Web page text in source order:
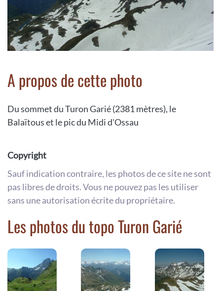
A propos de cette photo
Du sommet du Turon Garié (2381 mètres), le
Balaïtous et le pic du Midi d'Ossau
Copyright
Sauf indication contraire, les photos de ce site ne sont
pas libres de droits. Vous ne pouvez pas les utiliser
sans une autorisation écrite du propriétaire.
Les photos du topo Turon Garié